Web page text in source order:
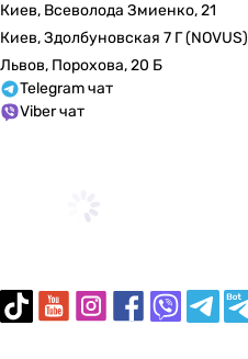
Киев, Всеволода Змиенко, 21
Киев, Здолбуновская 7 Г (NOVUS)
Львов, Порохова, 20 Б
Telegram чат
Viber чат